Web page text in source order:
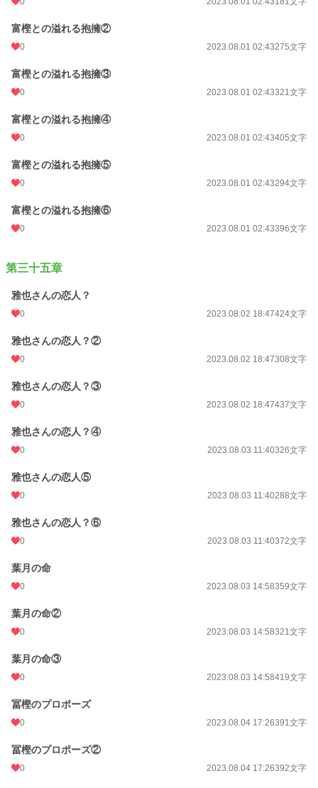
富樫との溢れる抱擁②
0 2023.08.01 02:43275文字
富樫との溢れる抱擁③
0 2023.08.01 02:43321文字
富樫との溢れる抱擁④
0 2023.08.01 02:43405文字
富樫との溢れる抱擁⑤
0 2023.08.01 02:43294文字
富樫との溢れる抱擁⑥
0 2023.08.01 02:43396文字
第三十五章
雅也さんの恋人？
0 2023.08.02 18:47424文字
雅也さんの恋人？②
0 2023.08.02 18:47308文字
雅也さんの恋人？③
0 2023.08.02 18:47437文字
雅也さんの恋人？④
0 2023.08.03 11:40326文字
雅也さんの恋人⑤
0 2023.08.03 11:40288文字
雅也さんの恋人？⑥
0 2023.08.03 11:40372文字
葉月の命
0 2023.08.03 14:58359文字
葉月の命②
0 2023.08.03 14:58321文字
葉月の命③
0 2023.08.03 14:58419文字
冨樫のプロポーズ
0 2023.08.04 17:26391文字
冨樫のプロポーズ②
0 2023.08.04 17:26392文字